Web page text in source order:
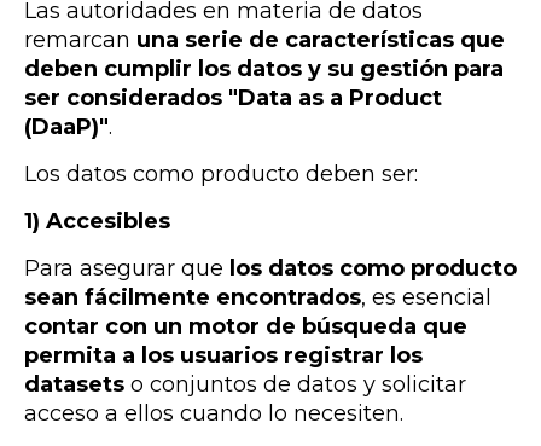
Las autoridades en materia de datos
remarcan una serie de características que
deben cumplir los datos y su gestión para
ser considerados "Data as a Product
(DaaP)".
Los datos como producto deben ser:
1) Accesibles
Para asegurar que los datos como producto
sean fácilmente encontrados, es esencial
contar con un motor de búsqueda que
permita a los usuarios registrar los
datasets o conjuntos de datos y solicitar
acceso a ellos cuando lo necesiten.